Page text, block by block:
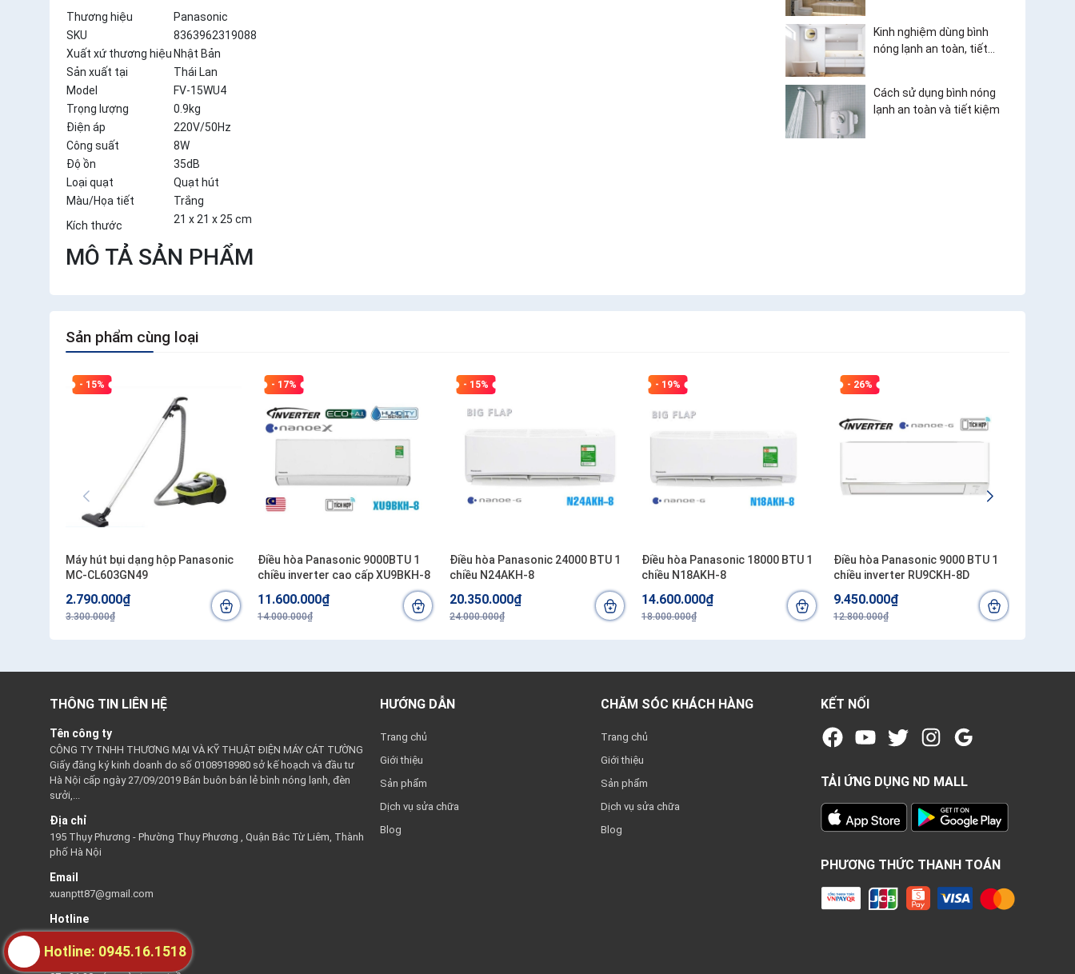
Thương hiệu
Panasonic
SKU
8363962319088
Xuất xứ thương hiệu Nhật Bản
Sản xuất tại
Thái Lan
Model
FV-15WU4
Trọng lượng
0.9kg
Điện áp
220V/50Hz
Công suất
8W
Độ ồn
35dB
Loại quạt
Quạt hút
Màu/Họa tiết
Trắng
Kích thước
21 x 21 x 25 cm
MÔ TẢ SẢN PHẨM
Kinh nghiệm dùng bình
nóng lạnh an toàn, tiết
Cách sử dụng bình nóng
lạnh an toàn và tiết kiệm
Sản phẩm cùng loại
- 15%
Máy hút bụi dạng hộp Panasonic
MC-CL603GN49
2.790.000₫
3.300.000₫
- 17%
Điều hòa Panasonic 9000BTU 1
chiều inverter cao cấp XU9BKH-8
11.600.000₫
14.000.000₫
- 15%
Điều hòa Panasonic 24000 BTU 1
chiều N24AKH-8
20.350.000₫
24.000.000₫
- 19%
Điều hòa Panasonic 18000 BTU 1
chiều N18AKH-8
14.600.000₫
18.000.000₫
- 26%
Điều hòa Panasonic 9000 BTU 1
chiều inverter RU9CKH-8D
9.450.000₫
12.800.000₫
THÔNG TIN LIÊN HỆ
Tên công ty
CÔNG TY TNHH THƯƠNG MẠI VÀ KỸ THUẬT ĐIỆN MÁY CÁT TƯỜNG
Giấy đăng ký kinh doanh do số 0108918980 sở kế hoạch và đầu tư
Hà Nội cấp ngày 27/09/2019 Bán buôn bán lẻ bình nóng lạnh, đèn
sưởi,...
Địa chỉ
195 Thụy Phương - Phường Thụy Phương , Quận Bắc Từ Liêm, Thành
phố Hà Nội
Email
xuanptt87@gmail.com
Hotline
0945161518
Thời gian hỗ trợ
HƯỚNG DẪN
Trang chủ
Giới thiệu
Sản phẩm
Dịch vụ sửa chữa
Blog
CHĂM SÓC KHÁCH HÀNG
Trang chủ
Giới thiệu
Sản phẩm
Dịch vụ sửa chữa
Blog
KẾT NỐI
TẢI ỨNG DỤNG ND MALL
PHƯƠNG THỨC THANH TOÁN
Hotline: 0945.16.1518